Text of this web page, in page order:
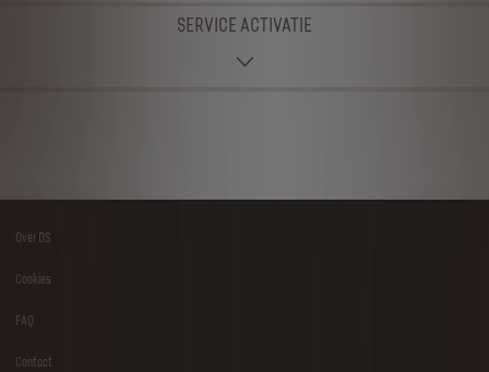
SERVICE ACTIVATIE
Footer
Over DS
Cookies
FAQ
Contact